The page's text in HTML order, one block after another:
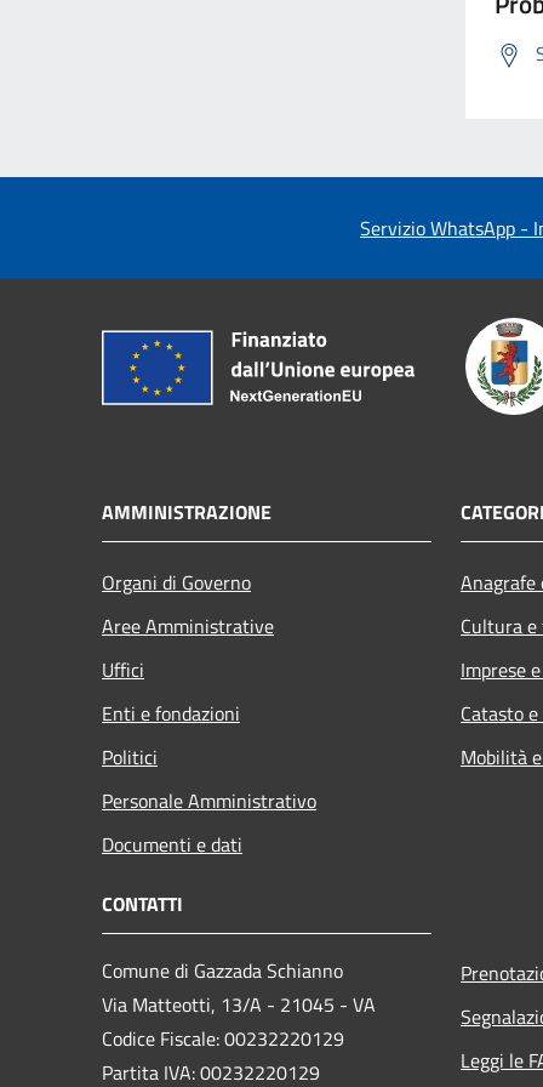
Servizio WhatsApp -
AMMINISTRAZIONE
Organi di Governo
Aree Amministrative
Uffici
Enti e fondazioni
Politici
Personale Amministrativo
Documenti e dati
Cultura
Imprese
Catasto
Mobilità
CONTATTI
Comune di Gazzada Schianno
Via Matteotti, 13/A - 21045 - VA
Codice Fiscale: 00232220129
Partita IVA: 00232220129
Leggi le